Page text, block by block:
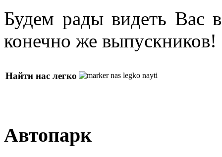
Будем рады видеть Вас
конечно же выпускников!
Найти нас легко
Автопарк